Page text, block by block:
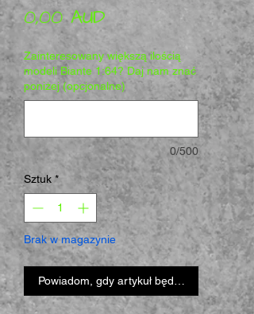
0,00 AUD Cena
Zainteresowany większą ilością
modeli Biante 1:64? Daj nam znać
poniżej (opcjonalne)
0/500
Sztuk *
Brak w magazynie
Powiadom, gdy artykuł będzie dostępny